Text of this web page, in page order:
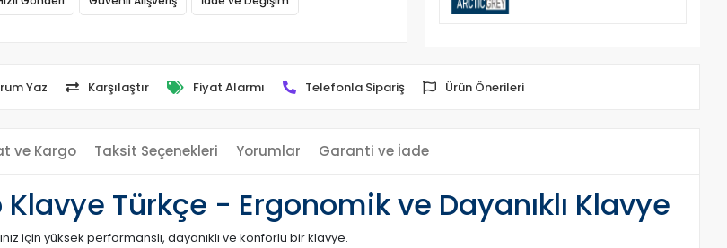
Yaz Karşılaştır Fiyat Alarmı Telefonla Sipariş Ürün Önerileri
ve Kargo Taksit Seçenekleri Yorumlar Garanti ve İade
Türkçe - Ergonomik ve Dayanıklı Klavye
için yüksek performanslı, dayanıklı ve konforlu bir klavye.